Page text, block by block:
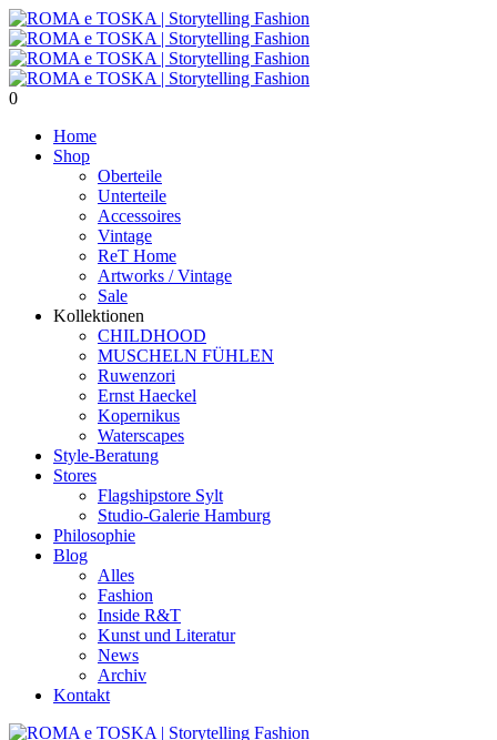
0
Home
Shop
Oberteile
Unterteile
Accessoires
Vintage
ReT Home
Artworks / Vintage
Sale
Kollektionen
CHILDHOOD
MUSCHELN FÜHLEN
Ruwenzori
Ernst Haeckel
Kopernikus
Waterscapes
Style-Beratung
Stores
Flagshipstore Sylt
Studio-Galerie Hamburg
Philosophie
Blog
Alles
Fashion
Inside R&T
Kunst und Literatur
News
Archiv
Kontakt